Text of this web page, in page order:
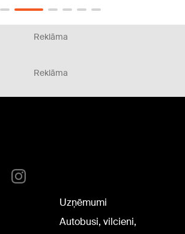
Reklāma
Reklāma
Uzņēmumi
Autobusi, vilcieni,